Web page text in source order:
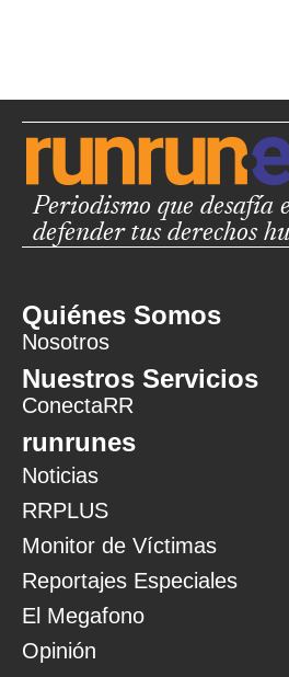
Periodismo que desafía
defender tus derechos
Quiénes Somos
Nosotros
Nuestros Servicios
ConectaRR
runrunes
Noticias
RRPLUS
Monitor de Víctimas
Reportajes Especiales
El Megafono
Opinión